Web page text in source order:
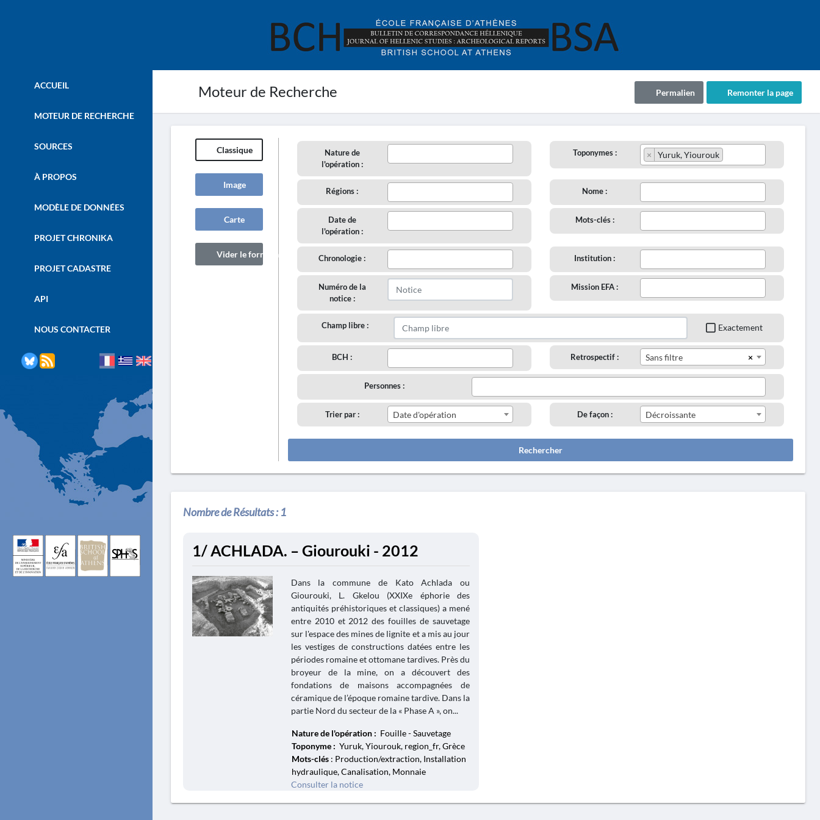
Moteur de Recherche Remonter la page
Permalien
ACCUEIL
MOTEUR DE RECHERCHE
SOURCES
À PROPOS
MODÈLE DE DONNÉES
PROJET CHRONIKA
PROJET CADASTRE
API
NOUS CONTACTER
Classique
Image
Carte
Vider le formulaire
Nature de
l'opération :
Toponymes : × Yuruk, Yiourouk
Régions : Nome :
Date de
l'opération :
Mots-clés :
Chronologie : Institution :
Numéro de la
notice :
Mission EFA :
Champ libre : Exactement
BCH : Retrospectif : ×
Sans filtre
Personnes :
Trier par : Date d'opération De façon : Décroissante
Rechercher
Nombre de Résultats :1
1/ ACHLADA. – Giourouki - 2012
Dans la commune de Kato Achlada ou
Giourouki, L. Gkelou (XXIXe éphorie des
antiquités préhistoriques et classiques) a mené
entre 2010 et 2012 des fouilles de sauvetage
sur l'espace des mines de lignite et a mis au jour
les vestiges de constructions datées entre les
périodes romaine et ottomane tardives. Près du
broyeur de la mine, on a découvert des
fondations de maisons accompagnées de
céramique de l’époque romaine tardive. Dans la
partie Nord du secteur de la « Phase A », on...
Nature de l'opération : Fouille - Sauvetage
Toponyme : Yuruk, Yiourouk, region_fr, Grèce
Mots-clés: Production/extraction, Installation
hydraulique, Canalisation, Monnaie
Consulter la notice